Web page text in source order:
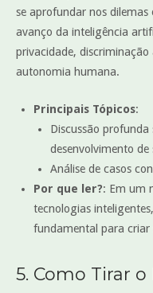
se aprofundar nos
avanço da inteligência
privacidade,
autonomia humana.
Principais Tópicos:
Discussão profunda
desenvolvimento de
Análise de casos
Por que ler?: Em um
tecnologias
fundamental para criar
5. Como Tirar